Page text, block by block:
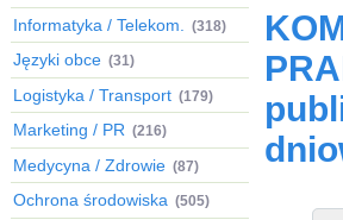
Informatyka / Telekom. (318)
Języki obce (31)
Logistyka / Transport (179)
Marketing / PR (216)
Medycyna / Zdrowie (87)
Ochrona środowiska (505)